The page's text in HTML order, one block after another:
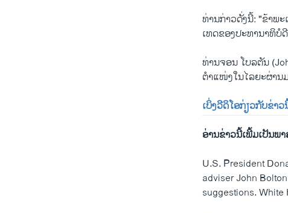
ທ່ານ​ກ່າວ​ດັ່ງ​ນີ້: "ຂ້າ​ພ
ເທດຂອງ​ປະ​ທາ​ນາ​ທິ​ບໍ​
ທ່ານຈອນ ໂບ​ລ​ຕັນ
ຕຳ​ແໜ່ງໃນໄລ​ຍະຜ່າ
ເບິ່ງວີ​ດິ​ໂອ​ກ່ຽວ​ກັບ​ຂ່າ
ອ່ານ​ຂ່າວນີ້​ເພີ້ມ​ເປັນ​ພ
U.S. President
adviser John
suggestions.